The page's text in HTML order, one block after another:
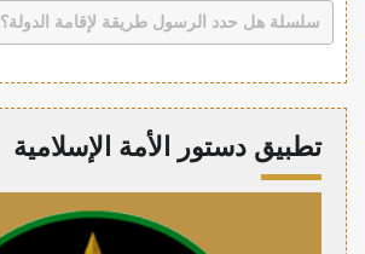
سلسلة هل حدد الرسول طريقة لإقامة الدولة؟
تطبيق دستور الأمة الإسلامية